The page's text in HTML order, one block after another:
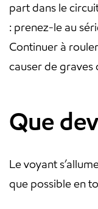
part dans le
: prenez-le au
Continuer à
causer de graves
Que
Le voyant
que possible en